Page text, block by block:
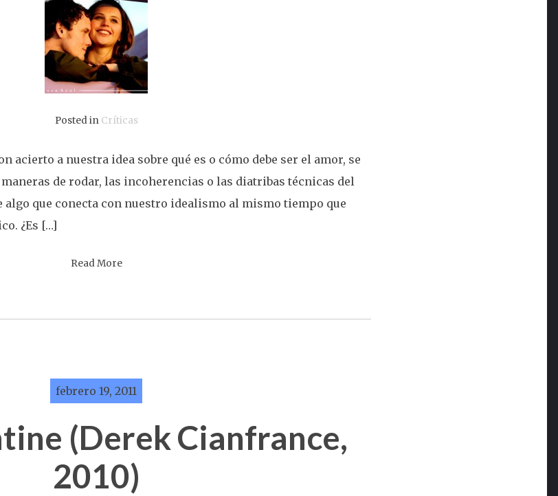
Posted in Críticas
acierto a nuestra idea sobre qué es o cómo debe ser el amor, se
de rodar, las incoherencias o las diatribas técnicas del
algo que conecta con nuestro idealismo al mismo tiempo que
¿Es […]
Read More
febrero 19, 2011
(Derek Cianfrance,
2010)